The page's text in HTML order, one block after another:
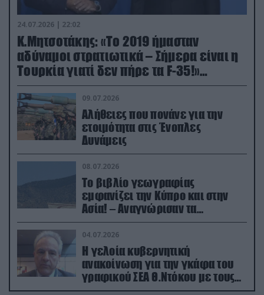
24.07.2026 | 22:02
Κ.Μητσοτάκης: «Το 2019 ήμασταν
αδύναμοι στρατιωτικά – Σήμερα είναι η
Τουρκία γιατί δεν πήρε τα F-35!»
(βίντεο)
09.07.2026
Αλήθειες που πονάνε για την
ετοιμότητα στις Ένοπλες
Δυνάμεις
08.07.2026
Το βιβλίο γεωγραφίας
εμφανίζει την Κύπρο και στην
Ασία! – Αναγνώρισαν τα
κατεχόμενα; (φωτο)
04.07.2026
Η γελοία κυβερνητική
ανακοίνωση για την γκάφα του
γραφικού ΣΕΑ Θ.Ντόκου με τους
Ρώσους φαρσέρ